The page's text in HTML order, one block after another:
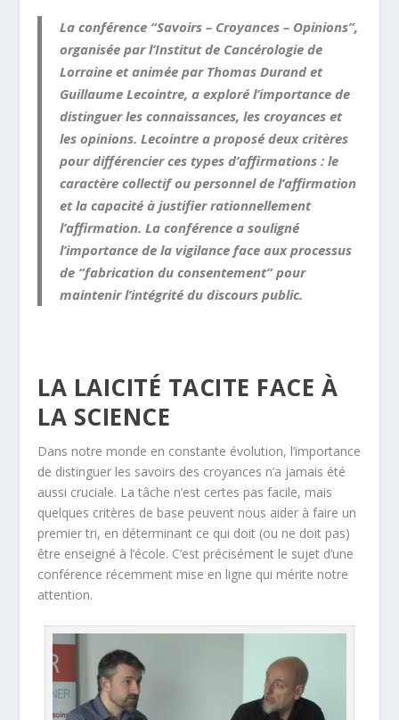
La conférence “Savoirs – Croyances – Opinions”,
organisée par l’Institut de Cancérologie de
Lorraine et animée par Thomas Durand et
Guillaume Lecointre, a exploré l’importance de
distinguer les connaissances, les croyances et
les opinions. Lecointre a proposé deux critères
pour différencier ces types d’affirmations : le
caractère collectif ou personnel de l’affirmation
et la capacité à justifier rationnellement
l’affirmation. La conférence a souligné
l’importance de la vigilance face aux processus
de “fabrication du consentement” pour
maintenir l’intégrité du discours public.
LA LAICITÉ TACITE FACE À
LA SCIENCE
Dans notre monde en constante évolution, l’importance
de distinguer les savoirs des croyances n’a jamais été
aussi cruciale. La tâche n’est certes pas facile, mais
quelques critères de base peuvent nous aider à faire un
premier tri, en déterminant ce qui doit (ou ne doit pas)
être enseigné à l’école. C’est précisément le sujet d’une
conférence récemment mise en ligne qui mérite notre
attention.